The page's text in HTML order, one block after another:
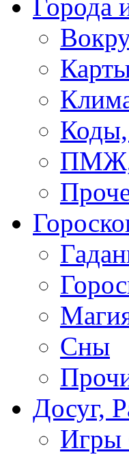
Города
ПМЖ,
Сны
Досуг,
Игры